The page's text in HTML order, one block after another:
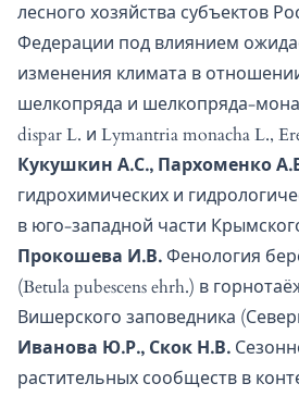
лесного хозяйства субъектов
Федерации под влиянием
изменения климата в
шелкопряда и шелкопряда-
dispar L. и Lymantria monacha L.,
Кукушкин А.С., Пархоменко
гидрохимических и
в юго-западной части
Прокошева И.В.Фенология
(Betula pubescens ehrh.) в
Вишерского заповедника
Иванова Ю.Р., Скок Н.В.
растительных сообществ в